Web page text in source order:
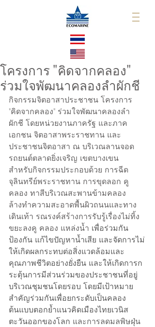
โครงการ "คิดจากคลอง"
ร่วมใจพัฒนาคลองลำผักชี
กิจกรรมจิตอาสาประชาชน โครงการ
"คิดจากคลอง" ร่วมใจพัฒนาคลองลำ
ผักชี โดยหน่วยงานภาครัฐ และภาค
เอกชน จิตอาสาพระราชทาน และ
ประชาชนจิตอาสา ณ บริเวณลานจอด
รถยนต์ตลาดยิ่งเจริญ เขตบางเขน
สำหรับกิจกรรมประกอบด้วย การฉีด
จุลินทรีย์พระราชทาน การขุดลอก คู
คลอง ทาสีบริเวณสะพานข้ามคลอง
ล้างทำความสะอาดพื้นผิวถนนและทาง
เดินเท้า รณรงค์สร้างการรับรู้เรื่องไม่ทิ้ง
ขยะลงคู คลอง แหล่งน้ำ เพื่อร่วมกัน
ป้องกัน แก้ไขปัญหาน้ำเสีย และจัดการไม่
ให้เกิดผลกระทบต่อสิ่งแวดล้อมและ
คุณภาพชีวิตอย่างยั่งยืน และให้เกิดการก
ระตุ้นการมีส่วนร่วมของประชาชนที่อยู่
บริเวณชุมชนโดยรอบ โดยมีเป้าหมาย
สำคัญร่วมกันเพื่อยกระดับเป็นคลอง
ต้นแบบตอกย้ำแนวคิดเมืองไทยเวนิส
ตะวันออกของโลก และการลดมลพิษฝุ่น